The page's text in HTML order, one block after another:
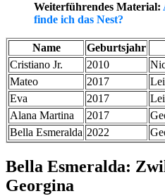
Weiterführendes Material:
finde ich das Nest?
Name Geburtsjahr
Cristiano Jr.
2010
Mateo
2017
Eva
2017
Alana Martina
2017
Bella Esmeralda 2022
Bella Esmeralda:
Georgina